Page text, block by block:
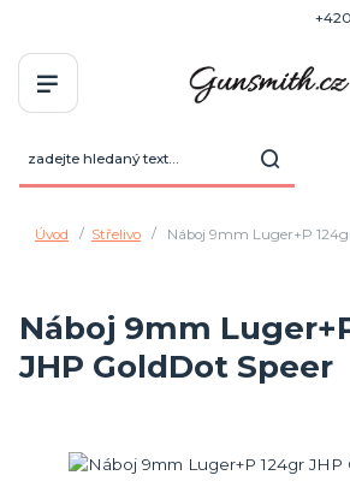
Úvod Střelivo Náboj 9mm Luger+P
Náboj 9mm
JHP GoldDot Speer